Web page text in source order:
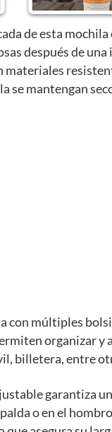
de esta
después de
se mantengan
con múltiples
organizar y
billetera, entre
garantiza
o en el